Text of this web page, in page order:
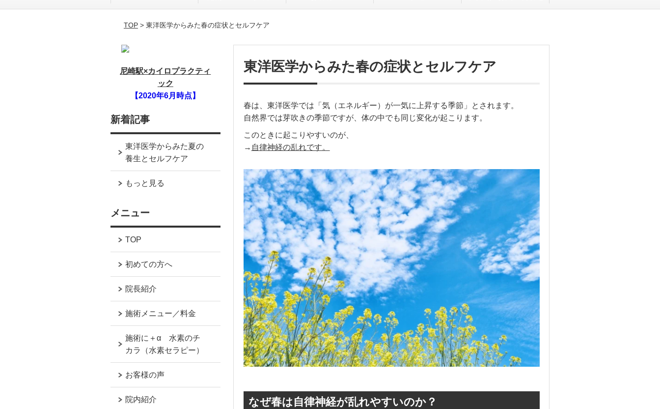
TOP> 東洋医学からみた春の症状とセルフケア
東洋医学からみた春の症状とセルフケア
春は、東洋医学では「気（エネルギー）が一気に上昇する季節」とされます。
自然界では芽吹きの季節ですが、体の中でも同じ変化が起こります。
このときに起こりやすいのが、
→ 自律神経の乱れです。
なぜ春は自律神経が乱れやすいのか？
尼崎駅×カイロプラクティ
ック
【2020年6月時点】
新着記事
東洋医学からみた夏の
養生とセルフケア
もっと見る
メニュー
TOP
初めての方へ
院長紹介
施術メニュー／料金
施術に＋α 水素のチ
カラ（水素セラピー）
お客様の声
院内紹介